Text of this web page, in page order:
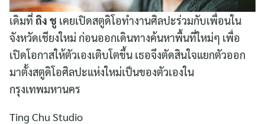
เดิมที่ ถิง ชู เคยเปิดสตูดิโอทำงานศิลปะร่วมกับเพื่อนใน
จังหวัดเชียงใหม่ ก่อนออกเดินทางค้นหาพื้นที่ใหม่ๆ เพื่อ
เปิดโอกาสให้ตัวเองเติบโตขึ้น เธอจึงตัดสินใจแยกตัวออก
มาตั้งสตูดิโอศิลปะแห่งใหม่เป็นของตัวเองใน
กรุงเทพมหานคร
Ting Chu Studio